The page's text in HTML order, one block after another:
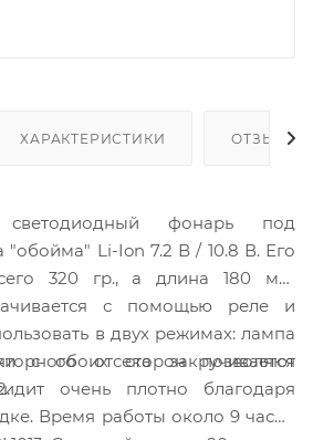
ХАРАКТЕРИСТИКИ ОТЗЫВЫ
светодиодный фонарь под
"обойма" Li-Ion 7.2 В / 10.8 В. Его
320 гр., а длина 180 мм.
с помощью реле и
в двух режимах: лампа
с обоих сторон позволяют
отсека закручивается
очень плотно благодаря
Время работы около 9 часов